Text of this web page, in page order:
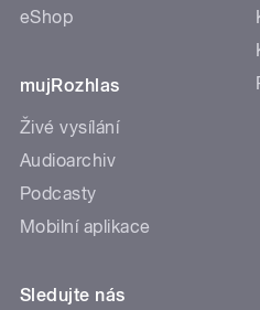
eShop
mujRozhlas
Živé vysílání
Audioarchiv
Podcasty
Mobilní aplikace
Sledujte nás